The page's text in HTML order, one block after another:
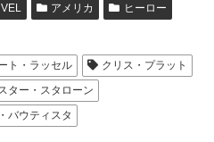
アメリカ
ヒーロー
ト・ラッセル
クリス・プラット
ター・スタローン
バウティスタ